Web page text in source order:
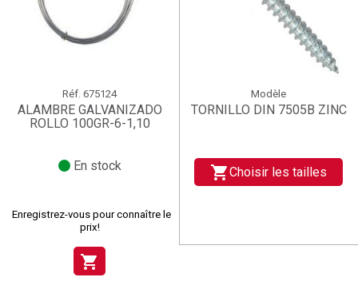
Réf. 675124
ALAMBRE GALVANIZADO
ROLLO 100GR-6-1,10
En stock
Enregistrez-vous pour connaître le
prix!
shopping_cart
Modèle
TORNILLO DIN 7505B ZINC
shopping_cartChoisir les tailles